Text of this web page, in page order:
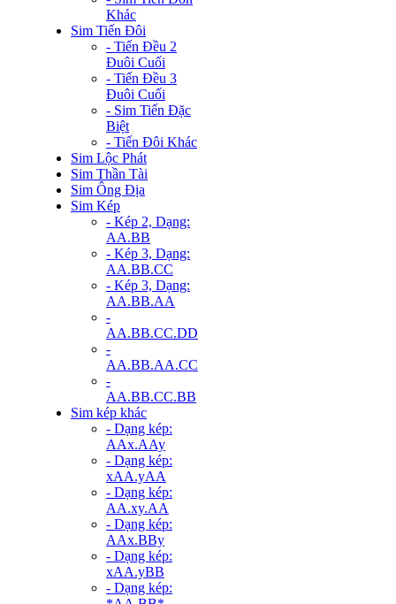
Khác
Sim Tiến Đôi
- Tiến Đều 2
Đuôi Cuối
- Tiến Đều 3
Đuôi Cuối
- Sim Tiến Đặc
Biệt
- Tiến Đôi Khác
Sim Lộc Phát
Sim Thần Tài
Sim Ông Địa
Sim Kép
- Kép 2, Dạng:
AA.BB
- Kép 3, Dạng:
AA.BB.CC
- Kép 3, Dạng:
AA.BB.AA
-
AA.BB.CC.DD
-
AA.BB.AA.CC
-
AA.BB.CC.BB
Sim kép khác
- Dạng kép:
AAx.AAy
- Dạng kép:
xAA.yAA
- Dạng kép:
AA.xy.AA
- Dạng kép:
AAx.BBy
- Dạng kép:
xAA.yBB
- Dạng kép: